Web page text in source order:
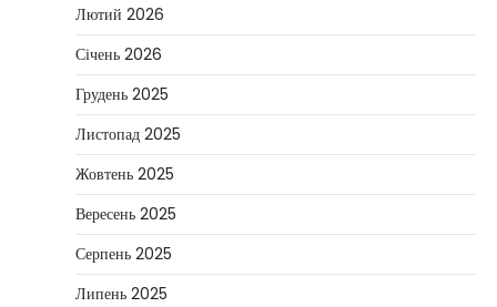
Лютий 2026
Січень 2026
Грудень 2025
Листопад 2025
Жовтень 2025
Вересень 2025
Серпень 2025
Липень 2025